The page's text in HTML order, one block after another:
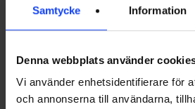
Samtycke Information
Denna webbplats använder
Vi använder enhetsidentifierare för
och annonserna till användarna,
4
vid